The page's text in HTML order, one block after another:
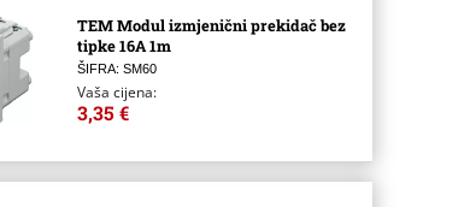
TEM Modul izmjenični prekidač bez
tipke 16A 1m
ŠIFRA: SM60
Vaša cijena:
3,35 €